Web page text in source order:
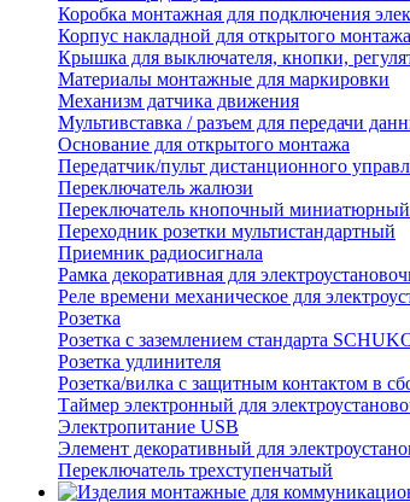
Коробка монтажная для подключения
Корпус накладной для открытого
Крышка для выключателя, кнопки,
Материалы монтажные для маркировки
Механизм датчика движения
Мультивставка / разъем для передачи
Основание для открытого монтажа
Передатчик/пульт дистанционного
Переключатель жалюзи
Переключатель кнопочный миниатюрный
Переходник розетки мультистандартный
Приемник радиосигнала
Рамка декоративная для
Реле времени механическое для
Розетка
Розетка с заземлением стандарта
Розетка удлинителя
Розетка/вилка с защитным контактом в
Таймер электронный для
Электропитание USB
Элемент декоративный для
Переключатель трехступенчатый